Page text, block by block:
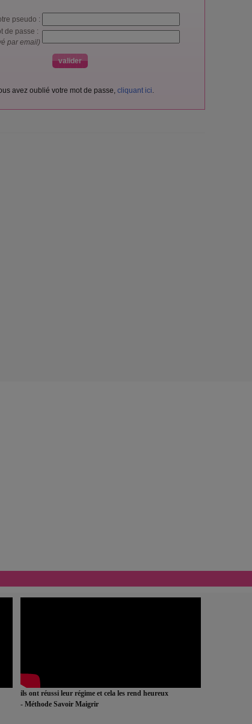
pseudo :
de passe :
par email)
avez oublié votre mot de passe, cliquant ici.
ils ont réussi leur régime et cela les rend heureux
- Méthode Savoir Maigrir